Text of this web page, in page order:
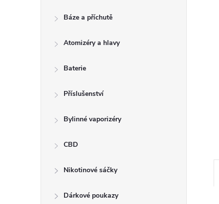
Báze a příchutě
Atomizéry a hlavy
Baterie
Příslušenství
Bylinné vaporizéry
CBD
Nikotinové sáčky
Dárkové poukazy